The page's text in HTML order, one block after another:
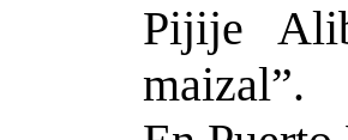
Pijije
maizal”.